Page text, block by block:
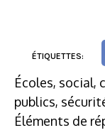
ÉTIQUETTES:
Écoles, social,
publics,
Éléments de